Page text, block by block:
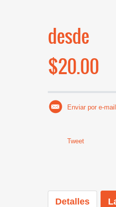
desde
$20.00
Enviar por e-mail
Tweet
Detalles